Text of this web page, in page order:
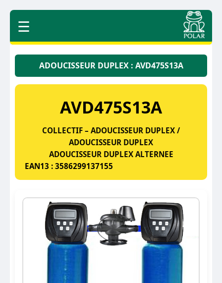
☰
ADOUCISSEUR DUPLEX : AVD475S13A
AVD475S13A
COLLECTIF – ADOUCISSEUR DUPLEX /
ADOUCISSEUR DUPLEX
ADOUCISSEUR DUPLEX ALTERNEE
EAN13 : 3586299137155